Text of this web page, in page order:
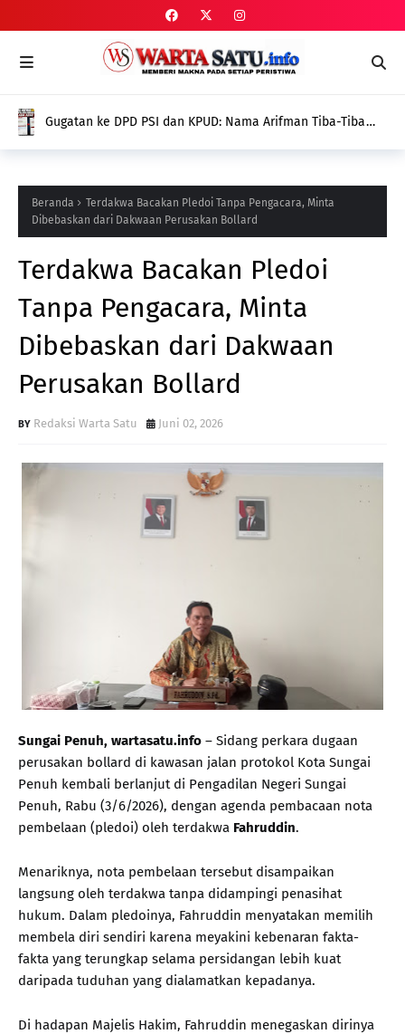
Gugatan ke DPD PSI dan KPUD: Nama Arifman Tiba-Tiba
Beranda
Terdakwa Bacakan Pledoi Tanpa Pengacara, Minta
Dibebaskan dari Dakwaan Perusakan Bollard
Terdakwa Bacakan Pledoi
Tanpa Pengacara, Minta
Dibebaskan dari Dakwaan
Perusakan Bollard
Redaksi Warta Satu Juni 02, 2026
Sungai Penuh, wartasatu.info – Sidang perkara dugaan
perusakan bollard di kawasan jalan protokol Kota Sungai
Penuh kembali berlanjut di Pengadilan Negeri Sungai
Penuh, Rabu (3/6/2026), dengan agenda pembacaan nota
pembelaan (pledoi) oleh terdakwa Fahruddin.
Menariknya, nota pembelaan tersebut disampaikan
langsung oleh terdakwa tanpa didampingi penasihat
hukum. Dalam pledoinya, Fahruddin menyatakan memilih
membela diri sendiri karena meyakini kebenaran fakta-
fakta yang terungkap selama persidangan lebih kuat
daripada tuduhan yang dialamatkan kepadanya.
Di hadapan Majelis Hakim, Fahruddin menegaskan dirinya